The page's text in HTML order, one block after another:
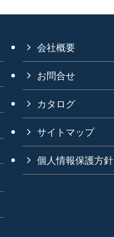
会社概要
お問合せ
カタログ
サイトマップ
個人情報保護方針